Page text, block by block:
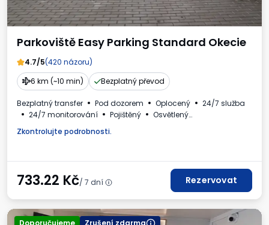
Parkoviště Easy Parking Standard Okecie
4.7/5(420 názoru)
6 km (~10 min)
Bezplatný převod
Bezplatný transfer Pod dozorem Oplocený
24/7 služba
24/7 monitorování
Pojištěný
Osvětlený
Dětský koutek
Požadované registrační číslo vozidla
Zkontrolujte podrobnosti.
733.22 Kč/ 7 dní Rezervovat
Doporučujeme Zrušení zdarma